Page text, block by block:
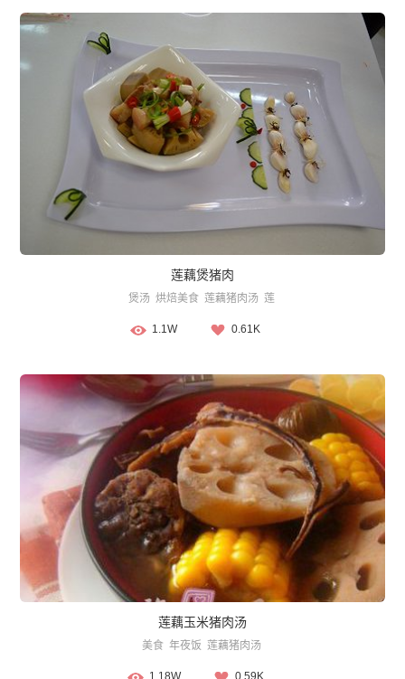
莲藕煲猪肉
煲汤 烘焙美食 莲藕猪肉汤 莲
1.1W 0.61K
莲藕玉米猪肉汤
美食 年夜饭 莲藕猪肉汤
1.18W 0.59K